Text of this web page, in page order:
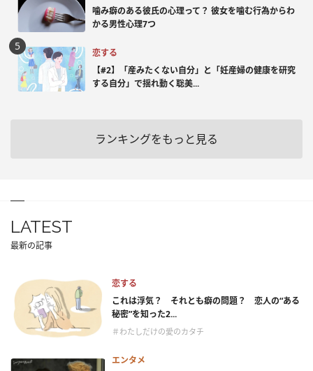
噛み癖のある彼氏の心理って？ 彼女を噛む行為からわ
かる男性心理7つ
恋する
【#2】「産みたくない自分」と「妊産婦の健康を研究
する自分」で揺れ動く聡美...
ランキングをもっと見る
LATEST
最新の記事
恋する
これは浮気？ それとも癖の問題？ 恋人の“ある
秘密”を知った2...
＃わたしだけの愛のカタチ
エンタメ